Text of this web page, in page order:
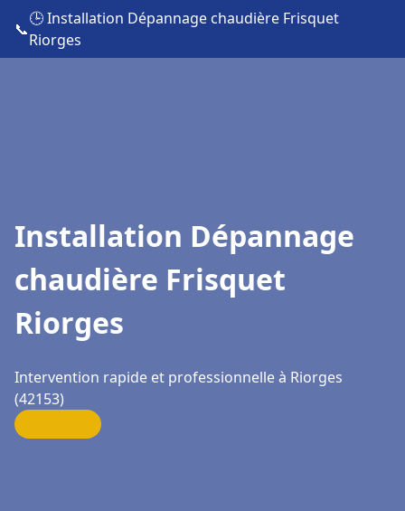
📞
🕒 Installation Dépannage chaudière Frisquet
Riorges
Installation Dépannage
chaudière Frisquet
Riorges
Intervention rapide et professionnelle à Riorges
(42153)